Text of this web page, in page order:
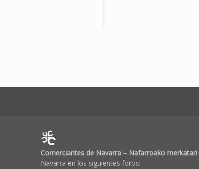
Comerciantes de Navarra – Nafarroako merkatari
Navarra en los siguientes foros: